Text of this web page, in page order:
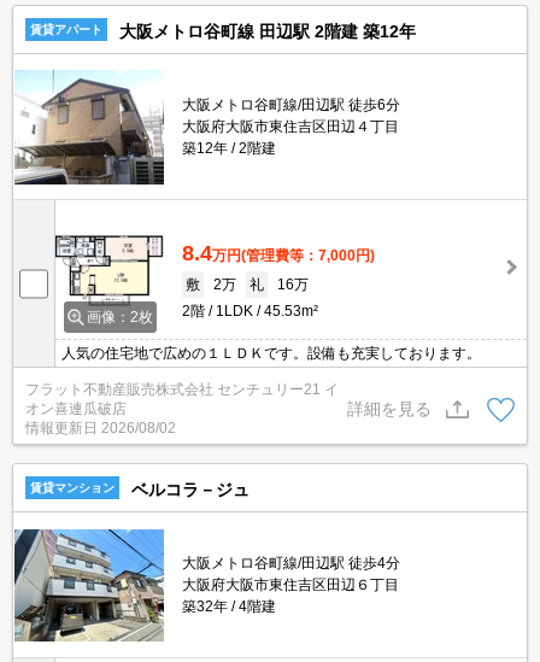
賃貸アパート 大阪メトロ谷町線 田辺駅 2階建 築12年
大阪メトロ谷町線/田辺駅 徒歩6分
大阪府大阪市東住吉区田辺４丁目
築12年
2階建
画像：2枚
8.4万円(管理費等：7,000円)
敷
2万 礼
16万
2階
1LDK 45.53m²
人気の住宅地で広めの１ＬＤＫです。設備も充実しております。
フラット不動産販売株式会社 センチュリー21 イ
オン喜連瓜破店
情報更新日 2026/08/02
詳細を見る
賃貸マンション ベルコラ－ジュ
大阪メトロ谷町線/田辺駅 徒歩4分
大阪府大阪市東住吉区田辺６丁目
築32年
4階建